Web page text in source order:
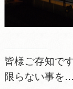
皆様ご存知で
限らない事を…